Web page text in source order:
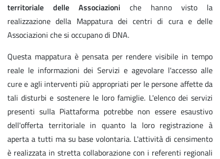
territoriale delle Associazioni che hanno visto la
realizzazione della Mappatura dei centri di cura e delle
Associazioni che si occupano di DNA.
Questa mappatura è pensata per rendere visibile in tempo
reale le informazioni dei Servizi e agevolare l'accesso alle
cure e agli interventi più appropriati per le persone affette da
tali disturbi e sostenere le loro famiglie. L'elenco dei servizi
presenti sulla Piattaforma potrebbe non essere esaustivo
dell'offerta territoriale in quanto la loro registrazione à
aperta a tutti ma su base volontaria. L'attività di censimento
è realizzata in stretta collaborazione con i referenti regionali